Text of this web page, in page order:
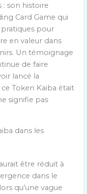
son histoire
Card Game qui
pratiques pour
en valeur dans
Un témoignage
de faire
lancé la
Token Kaiba était
signifie pas
dans les
être réduit à
dans le
qu’une vague